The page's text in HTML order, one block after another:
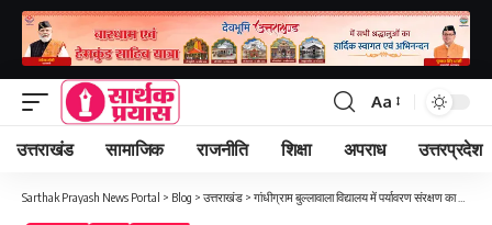
Font
Resizer
Aa
उत्तराखंड सामाजिक राजनीति शिक्षा अपराध उत्तरप्रदेश
Sarthak Prayash News Portal > Blog > उत्तराखंड > गांधीग्राम बुल्लावाला विद्यालय में पर्यावरण संरक्षण का संदेश